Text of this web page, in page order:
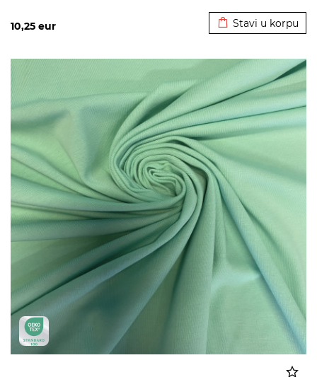
10,25 eur Stavi u korpu